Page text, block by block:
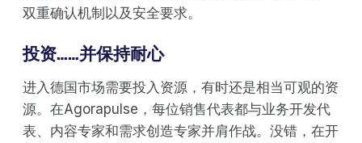
双重确认机制以及安全要求。
投资……并保持耐心
进入德国市场需要投入资源，有时还是相当可观的资
源。在Agorapulse，每位销售代表都与业务开发代
表、内容专家和需求创造专家并肩作战。没错，在开